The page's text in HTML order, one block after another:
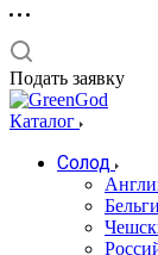
Подать заявку
Каталог
Солод